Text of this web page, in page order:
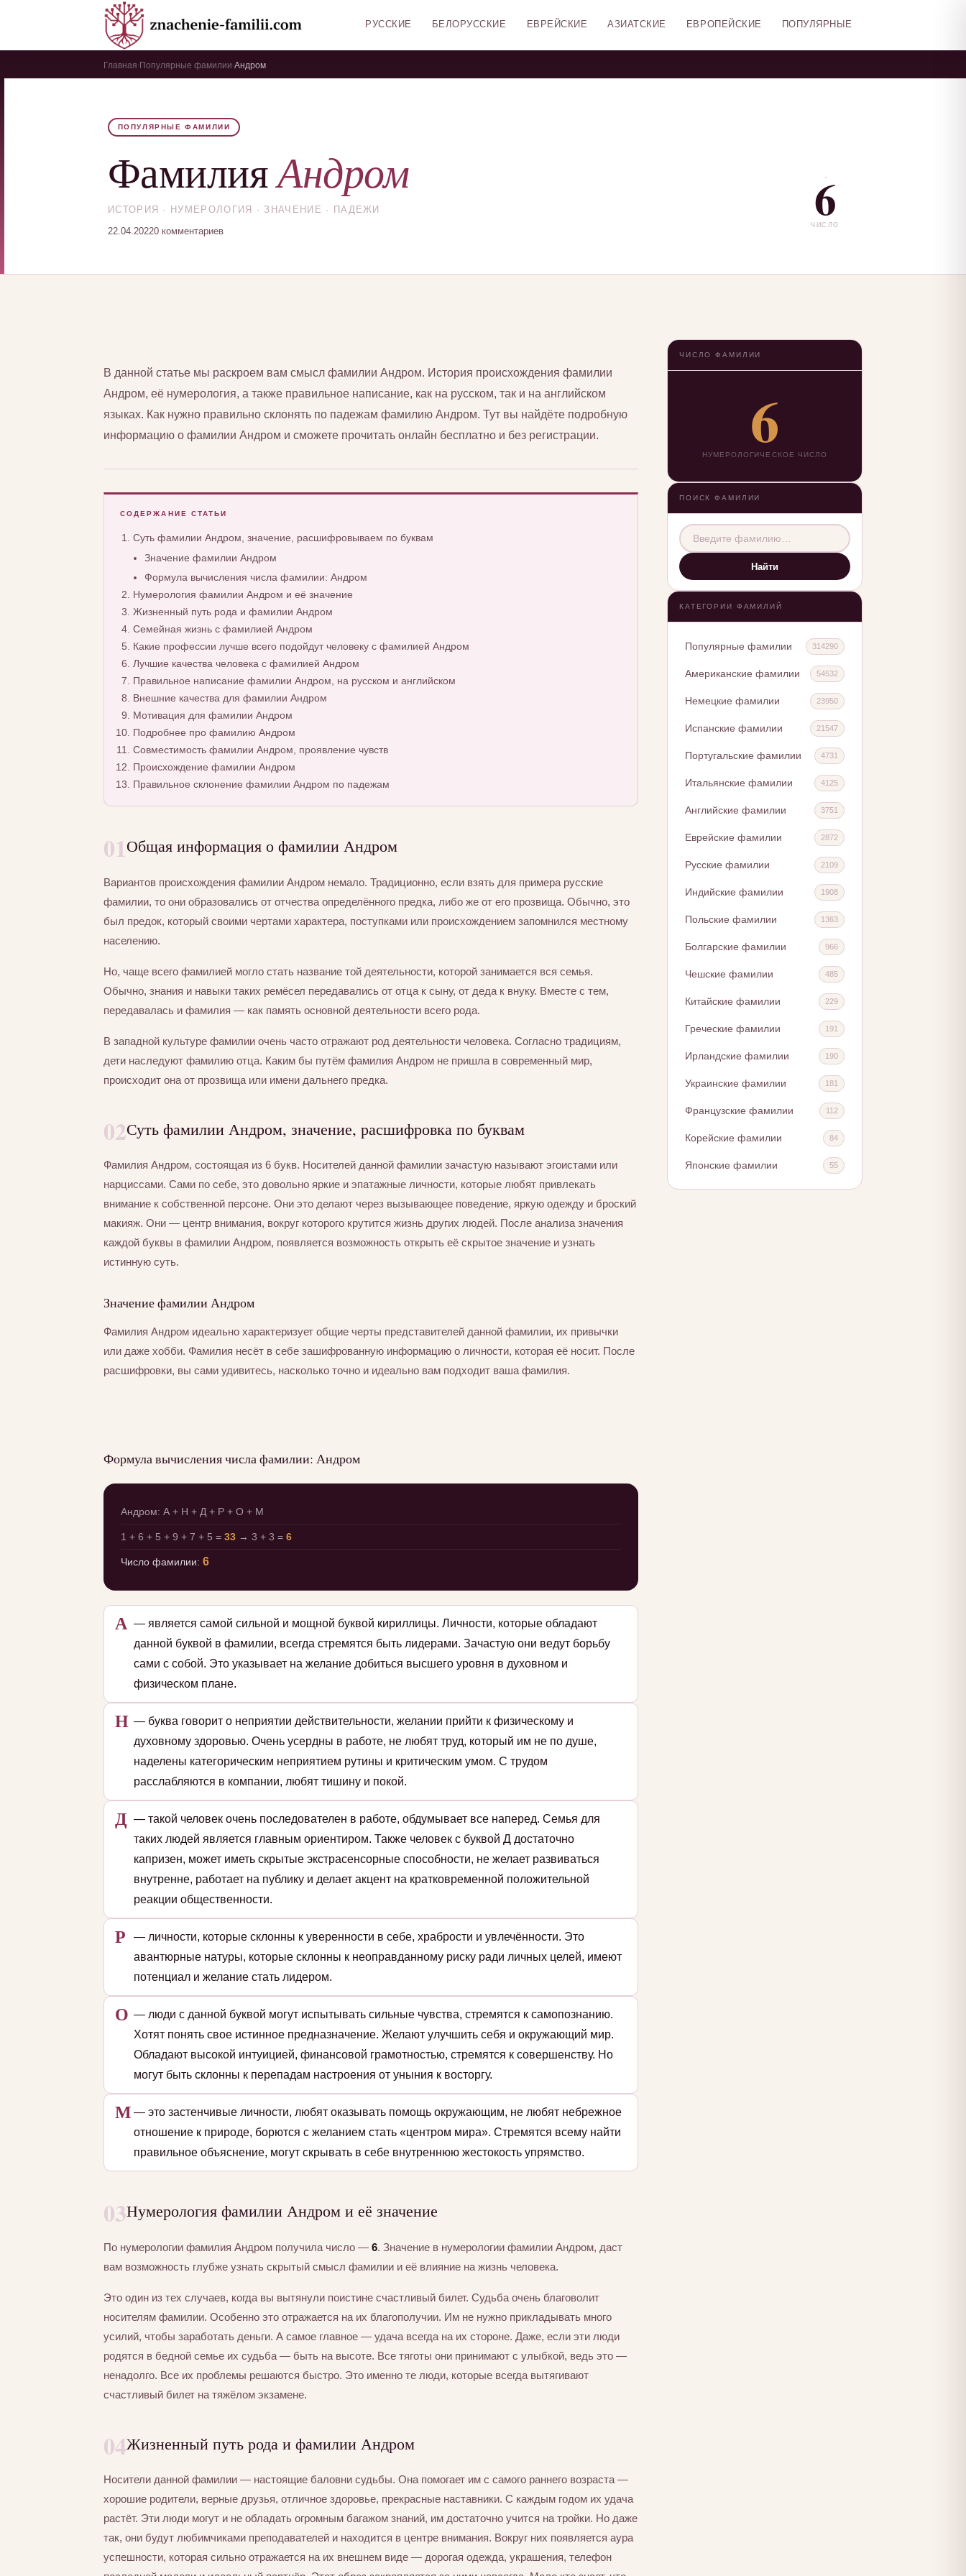
РУССКИЕ БЕЛОРУССКИЕ ЕВРЕЙСКИЕ АЗИАТСКИЕ ЕВРОПЕЙСКИЕ ПОПУЛЯРНЫЕ
Главная Популярные фамилии Андром
ПОПУЛЯРНЫЕ ФАМИЛИИ
ФамилияАндром
ИСТОРИЯ · НУМЕРОЛОГИЯ · ЗНАЧЕНИЕ · ПАДЕЖИ
22.04.20220 комментариев
6
ЧИСЛО
В данной статье мы раскроем вам смысл фамилии Андром. История происхождения фамилии
Андром, её нумерология, а также правильное написание, как на русском, так и на английском
языках. Как нужно правильно склонять по падежам фамилию Андром. Тут вы найдёте подробную
информацию о фамилии Андром и сможете прочитать онлайн бесплатно и без регистрации.
СОДЕРЖАНИЕ СТАТЬИ
Суть фамилии Андром, значение, расшифровываем по буквам
Значение фамилии Андром
Формула вычисления числа фамилии: Андром
Нумерология фамилии Андром и её значение
Жизненный путь рода и фамилии Андром
Семейная жизнь с фамилией Андром
Какие профессии лучше всего подойдут человеку с фамилией Андром
Лучшие качества человека с фамилией Андром
Правильное написание фамилии Андром, на русском и английском
Внешние качества для фамилии Андром
Мотивация для фамилии Андром
Подробнее про фамилию Андром
Совместимость фамилии Андром, проявление чувств
Происхождение фамилии Андром
Правильное склонение фамилии Андром по падежам
01Общая информация о фамилии Андром
Вариантов происхождения фамилии Андром немало. Традиционно, если взять для примера русские
фамилии, то они образовались от отчества определённого предка, либо же от его прозвища. Обычно, это
был предок, который своими чертами характера, поступками или происхождением запомнился местному
населению.
Но, чаще всего фамилией могло стать название той деятельности, которой занимается вся семья.
Обычно, знания и навыки таких ремёсел передавались от отца к сыну, от деда к внуку. Вместе с тем,
передавалась и фамилия — как память основной деятельности всего рода.
В западной культуре фамилии очень часто отражают род деятельности человека. Согласно традициям,
дети наследуют фамилию отца. Каким бы путём фамилия Андром не пришла в современный мир,
происходит она от прозвища или имени дальнего предка.
02Суть фамилии Андром, значение, расшифровка по буквам
Фамилия Андром, состоящая из 6 букв. Носителей данной фамилии зачастую называют эгоистами или
нарциссами. Сами по себе, это довольно яркие и эпатажные личности, которые любят привлекать
внимание к собственной персоне. Они это делают через вызывающее поведение, яркую одежду и броский
макияж. Они — центр внимания, вокруг которого крутится жизнь других людей. После анализа значения
каждой буквы в фамилии Андром, появляется возможность открыть её скрытое значение и узнать
истинную суть.
Значение фамилии Андром
Фамилия Андром идеально характеризует общие черты представителей данной фамилии, их привычки
или даже хобби. Фамилия несёт в себе зашифрованную информацию о личности, которая её носит. После
расшифровки, вы сами удивитесь, насколько точно и идеально вам подходит ваша фамилия.
Формула вычисления числа фамилии: Андром
Андром: А + Н + Д + Р + О + М
1 + 6 + 5 + 9 + 7 + 5 = 33 → 3 + 3 = 6
Число фамилии: 6
А — является самой сильной и мощной буквой кириллицы. Личности, которые обладают
данной буквой в фамилии, всегда стремятся быть лидерами. Зачастую они ведут борьбу
сами с собой. Это указывает на желание добиться высшего уровня в духовном и
физическом плане.
Н — буква говорит о неприятии действительности, желании прийти к физическому и
духовному здоровью. Очень усердны в работе, не любят труд, который им не по душе,
наделены категорическим неприятием рутины и критическим умом. С трудом
расслабляются в компании, любят тишину и покой.
Д — такой человек очень последователен в работе, обдумывает все наперед. Семья для
таких людей является главным ориентиром. Также человек с буквой Д достаточно
капризен, может иметь скрытые экстрасенсорные способности, не желает развиваться
внутренне, работает на публику и делает акцент на кратковременной положительной
реакции общественности.
Р
— личности, которые склонны к уверенности в себе, храбрости и увлечённости. Это
авантюрные натуры, которые склонны к неоправданному риску ради личных целей, имеют
потенциал и желание стать лидером.
О — люди с данной буквой могут испытывать сильные чувства, стремятся к самопознанию.
Хотят понять свое истинное предназначение. Желают улучшить себя и окружающий мир.
Обладают высокой интуицией, финансовой грамотностью, стремятся к совершенству. Но
могут быть склонны к перепадам настроения от уныния к восторгу.
М — это застенчивые личности, любят оказывать помощь окружающим, не любят небрежное
отношение к природе, борются с желанием стать «центром мира». Стремятся всему найти
правильное объяснение, могут скрывать в себе внутреннюю жестокость упрямство.
03Нумерология фамилии Андром и её значение
По нумерологии фамилия Андром получила число — 6. Значение в нумерологии фамилии Андром, даст
вам возможность глубже узнать скрытый смысл фамилии и её влияние на жизнь человека.
Это один из тех случаев, когда вы вытянули поистине счастливый билет. Судьба очень благоволит
носителям фамилии. Особенно это отражается на их благополучии. Им не нужно прикладывать много
усилий, чтобы заработать деньги. А самое главное — удача всегда на их стороне. Даже, если эти люди
родятся в бедной семье их судьба — быть на высоте. Все тяготы они принимают с улыбкой, ведь это —
ненадолго. Все их проблемы решаются быстро. Это именно те люди, которые всегда вытягивают
счастливый билет на тяжёлом экзамене.
04Жизненный путь рода и фамилии Андром
Носители данной фамилии — настоящие баловни судьбы. Она помогает им с самого раннего возраста —
хорошие родители, верные друзья, отличное здоровье, прекрасные наставники. С каждым годом их удача
растёт. Эти люди могут и не обладать огромным багажом знаний, им достаточно учится на тройки. Но даже
так, они будут любимчиками преподавателей и находится в центре внимания. Вокруг них появляется аура
успешности, которая сильно отражается на их внешнем виде — дорогая одежда, украшения, телефон
ЧИСЛО ФАМИЛИИ
6
НУМЕРОЛОГИЧЕСКОЕ ЧИСЛО
ПОИСК ФАМИЛИИ
Найти
КАТЕГОРИИ ФАМИЛИЙ
Популярные фамилии 314290
Американские фамилии 54532
Немецкие фамилии 23950
Испанские фамилии 21547
Португальские фамилии 4731
Итальянские фамилии 4125
Английские фамилии 3751
Еврейские фамилии 2872
Русские фамилии 2109
Индийские фамилии 1908
Польские фамилии 1363
Болгарские фамилии 966
Чешские фамилии 485
Китайские фамилии 229
Греческие фамилии 191
Ирландские фамилии 190
Украинские фамилии 181
Французские фамилии 112
Корейские фамилии 84
Японские фамилии 55